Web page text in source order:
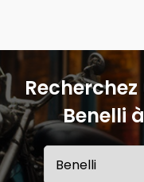
Benelli